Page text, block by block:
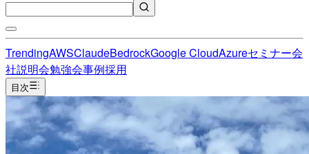
TrendingAWSClaudeBedrockGoogle CloudAzureセミナー会
社説明会勉強会事例採用
目次